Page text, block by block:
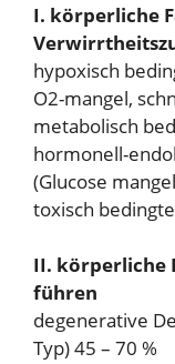
I. körperliche
hypoxisch
O2-mangel,
metabolisch
hormonell-
(Glucose
toxisch
II. körperliche
führen
degenerative
Typ) 45 – 70 %